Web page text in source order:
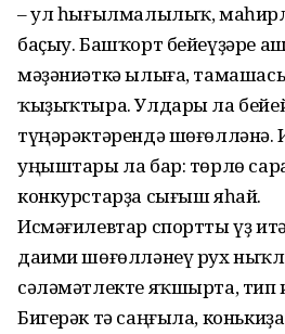
– ул һығылмалылыҡ,
баҫыу. Башҡорт бейеүҙәре
мәҙәниәткә ылыға,
ҡыҙыҡтыра. Улдары ла
түңәрәктәрендә
уңыштары ла бар: төрлө
конкурстарҙа сығыш яһай.
Исмәғилевтар спортты үҙ
даими шөғөлләнеү рух
сәләмәтлекте яҡшырта, тип
Бигерәк тә саңғыла,